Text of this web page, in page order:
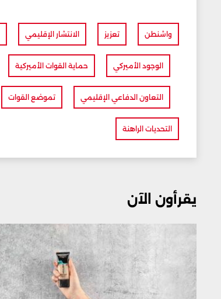
واشنطن تعزيز الانتشار الإقليمي
الوجود الأميركي حماية القوات الأميركية
التعاون الدفاعي الإقليمي تموضع القوات
التحديات الراهنة
يقرأون الآن